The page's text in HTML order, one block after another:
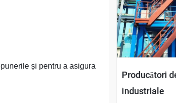
și pentru a asigura
Producători
industriale